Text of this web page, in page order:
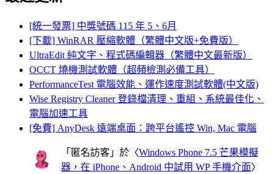
[統一發票] 中獎號碼 115 年 5、6月
[下載] WinRAR 壓縮軟體（繁體中文版+免費版）
UltraEdit 純文字、程式碼編輯器（繁體中文最新版）
OCCT 燒機測試軟體（超頻檢測必備工具）
PerformanceTest 電腦效能、運作速度測試軟體(中文版)
Wise Registry Cleaner 登錄檔清理、重組、系統最佳化、
電腦加速工具
[免費] AnyDesk 遠端桌面：跨平台遙控 Win, Mac 電腦
「 匿名訪客 」於〈Windows Phone 7.5 芒果模擬
器，在 iPhone、Android 中試用 WP 手機介面〉